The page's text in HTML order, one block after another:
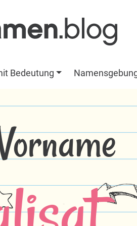
Bedeutung